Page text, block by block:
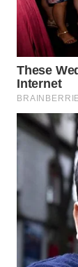
WN
TAPANULI
TENGAH
WN DELI
SERDANG
WN
TEBING
TINGGI
WN
PAKPAK
WN
KARAWANG